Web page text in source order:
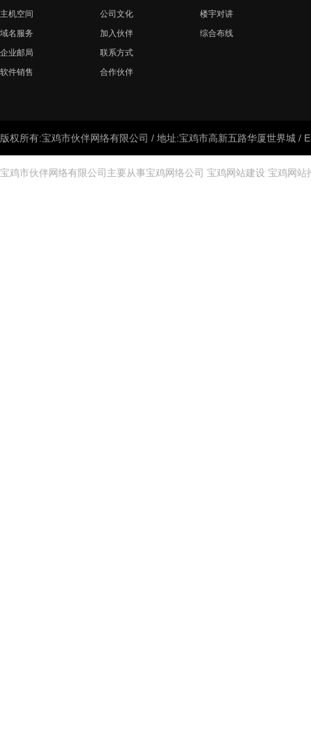
主机空间
域名服务
企业邮局
软件销售
公司文化
加入伙伴
联系方式
合作伙伴
楼宇对讲
综合布线
版权所有:宝鸡市伙伴网络有限公司 / 地址:宝鸡市高新五路华厦世界城 /
宝鸡市伙伴网络有限公司主要从事宝鸡网络公司 宝鸡网站建设 宝鸡网站